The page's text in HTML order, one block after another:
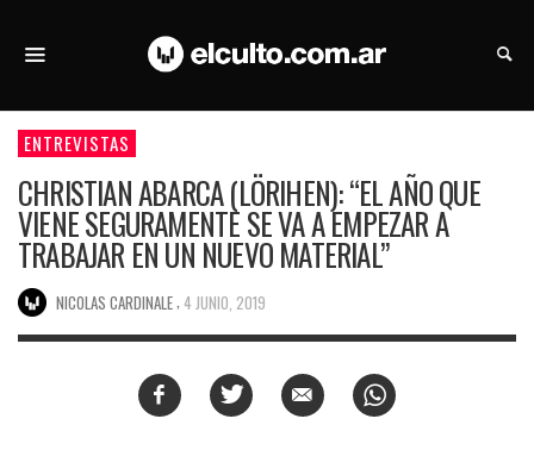
ENTREVISTAS
CHRISTIAN ABARCA (LÖRIHEN): “EL AÑO QUE
VIENE SEGURAMENTE SE VA A EMPEZAR A
TRABAJAR EN UN NUEVO MATERIAL”
NICOLAS CARDINALE 4 JUNIO, 2019